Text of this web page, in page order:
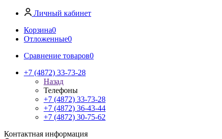
Личный кабинет
Корзина0
Отложенные0
Сравнение товаров0
+7 (4872) 33-73-28
Назад
Телефоны
+7 (4872) 33-73-28
+7 (4872) 36-43-44
+7 (4872) 30-75-62
Контактная информация